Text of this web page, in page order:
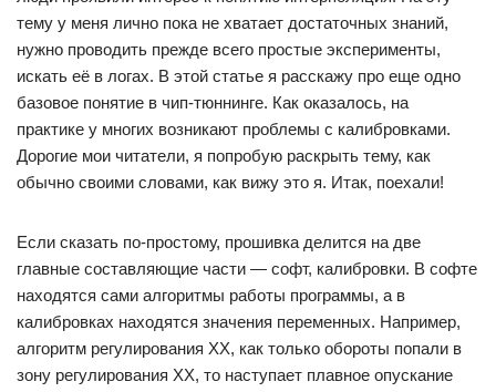
тему у меня лично пока не хватает достаточных знаний,
нужно проводить прежде всего простые эксперименты,
искать её в логах. В этой статье я расскажу про еще одно
базовое понятие в чип-тюннинге. Как оказалось, на
практике у многих возникают проблемы с калибровками.
Дорогие мои читатели, я попробую раскрыть тему, как
обычно своими словами, как вижу это я. Итак, поехали!
Если сказать по-простому, прошивка делится на две
главные составляющие части — софт, калибровки. В софте
находятся сами алгоритмы работы программы, а в
калибровках находятся значения переменных. Например,
алгоритм регулирования ХХ, как только обороты попали в
зону регулирования ХХ, то наступает плавное опускание